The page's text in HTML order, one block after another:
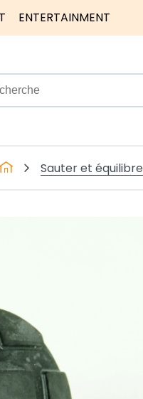
ENTERTAINMENT
Sauter et équilibre